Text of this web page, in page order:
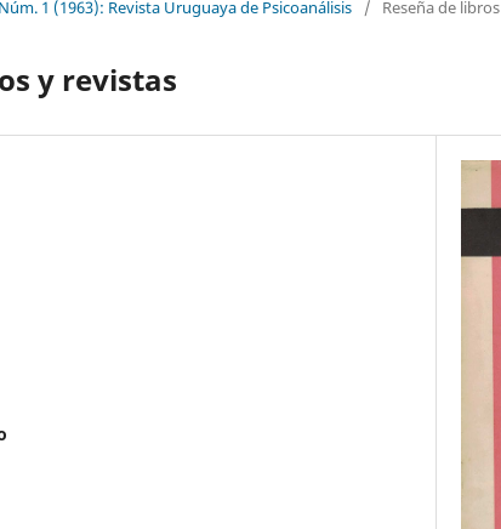
1 (1963): Revista Uruguaya de Psicoanálisis / Reseña de libros
y revistas